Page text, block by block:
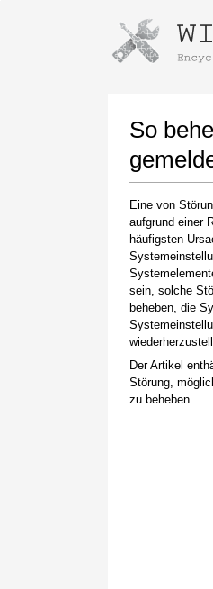
So
Eine von
aufgrund einer
häufigsten
sein, solche
beheben, die
Der Artikel
Störung,
zu beheben.
Anweisungen
Klicken Sie
den Link